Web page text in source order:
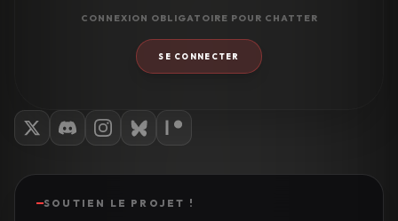
CONNEXION OBLIGATOIRE POUR CHATTER
SE CONNECTER
SOUTIEN LE PROJET !